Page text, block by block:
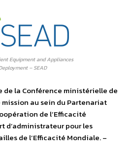
Equipment and Appliances
– SEAD
de la Conférence ministérielle de
mission au sein du Partenariat
de l’Efficacité
d’administrateur pour les
de l’Efficacité Mondiale. –